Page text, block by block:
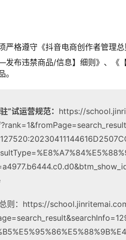
严格遵守《抖音电商创作者管理总
布违禁商品/信息】细则》、《
”试运营规范： https://
总则：https://